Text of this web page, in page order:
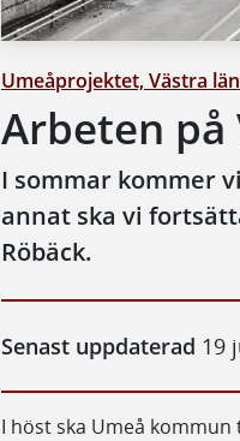
Umeåprojektet, Västra
Arbeten på
I sommar kommer
annat ska vi
Röbäck.
Senast uppdaterad 19
I höst ska Umeå